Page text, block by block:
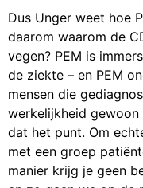
Dus Unger weet hoe
daarom waarom de
vegen? PEM is
de ziekte – en PEM
mensen die
werkelijkheid gewoon
dat het punt. Om
met een groep
manier krijg je geen